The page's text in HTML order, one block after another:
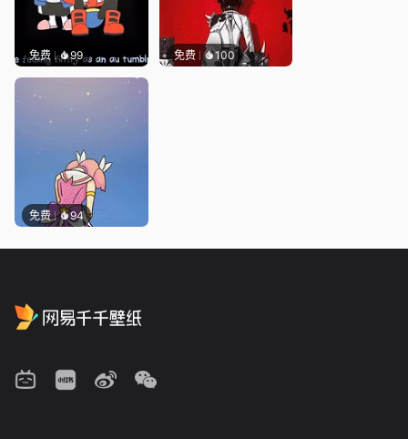
免费 99 免费 100
免费 94